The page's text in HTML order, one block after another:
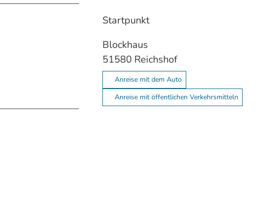
Startpunkt
Blockhaus
51580 Reichshof
Anreise mit dem Auto
Anreise mit öffentlichen Verkehrsmitteln